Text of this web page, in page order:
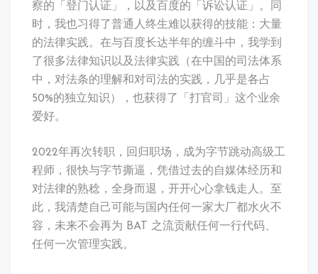
察的「登门认证」，以及百度的「诉讼认证」。同
时，我也习得了普通人终生难以获得的技能：大量
的法律实践。在与百度长达半年的缠斗中，我学到
了很多法律知识以及法律实践（在中国的司法体系
中，对法条的理解和对司法的实践，几乎是各占
50%的独立知识），也获得了「打官司」这个业余
爱好。
2022年再次转职，回归职场，成为字节跳动高级工
程师，很快与字节撕逼，凭借过去的自媒体经历和
对法律的熟稔，全身而退，开开心心拿钱走人。至
此，我清楚自己可能与国内任何一家大厂都水火不
容，未来不会再为 BAT 之流贡献任何一行代码、
任何一次管理实践。